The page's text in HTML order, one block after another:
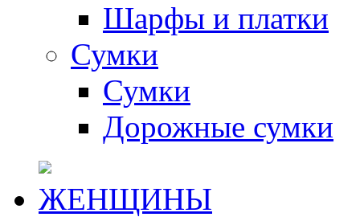
Шарфы и платки
Сумки
Сумки
Дорожные сумки
ЖЕНЩИНЫ